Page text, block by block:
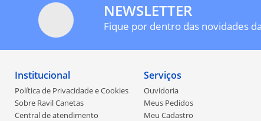
NEWSLETTER
Fique por dentro das novidades
Institucional
Política de Privacidade e Cookies
Sobre Ravil Canetas
Central de atendimento
Serviços
Ouvidoria
Meus Pedidos
Meu Cadastro